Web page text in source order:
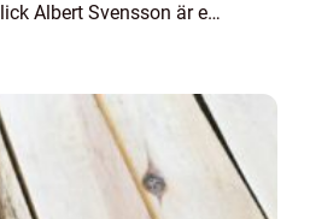
Albert Svensson är en